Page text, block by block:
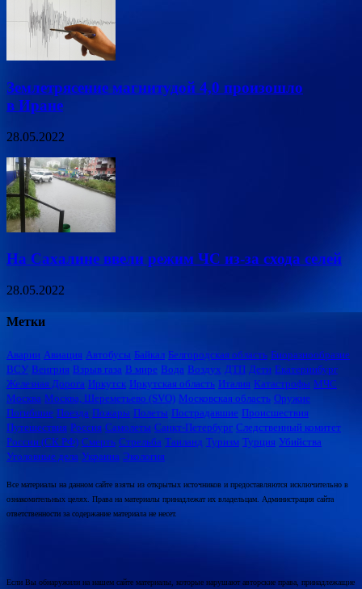
Землетрясение магнитудой 4,0 произошло
в Иране
28.05.2022
На Сахалине ввели режим ЧС из-за схода селей
28.05.2022
Метки
Аварии Авиация Автобусы Байкал Белгородская область Биоразнообразие
ВСУ Венгрия Взрыв газа В мире Вода Воздух ДТП Дети Екатеринбург
Железная Дорога Иркутск Иркутская область Италия Катастрофы МЧС
Москва Москва, Шереметьево (SVO) Московская область Оружие
Погибшие Поезда Пожары Полеты Пострадавшие Происшествия
Путешествия Россия Самолеты Санкт-Петербург Следственный комитет
России (СК РФ) Смерть Стрельба Таиланд Туризм Турция Убийства
Уголовные дела Украина Экология
Все материалы на данном сайте взяты из открытых источников и предоставляются исключительно в
ознакомительных целях. Права на материалы принадлежат их владельцам. Администрация сайта
ответственности за содержание материала не несет.
Если Вы обнаружили на нашем сайте материалы, которые нарушают авторские права, принадлежащие